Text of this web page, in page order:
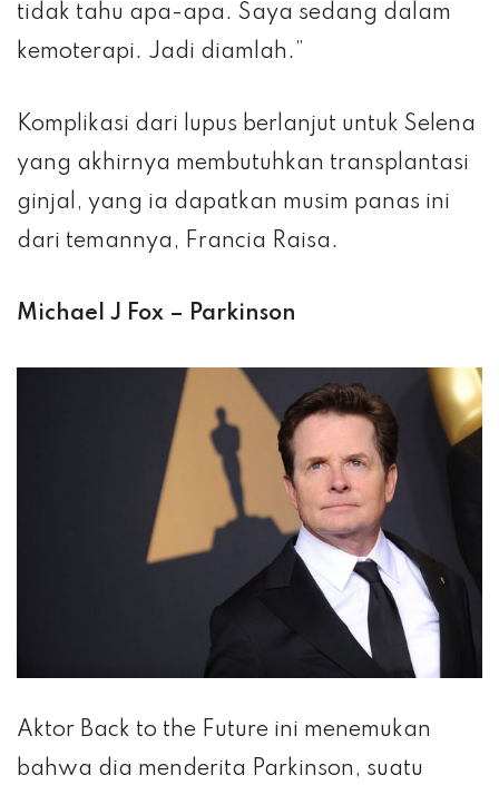
tidak tahu apa-apa. Saya sedang dalam
kemoterapi. Jadi diamlah.”
Komplikasi dari lupus berlanjut untuk Selena
yang akhirnya membutuhkan transplantasi
ginjal, yang ia dapatkan musim panas ini
dari temannya, Francia Raisa.
Michael J Fox – Parkinson
Aktor Back to the Future ini menemukan
bahwa dia menderita Parkinson, suatu